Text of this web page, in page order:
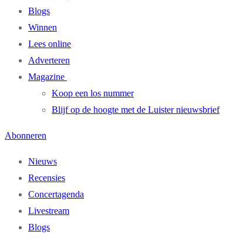
Blogs
Winnen
Lees online
Adverteren
Magazine
Koop een los nummer
Blijf op de hoogte met de Luister nieuwsbrief
Abonneren
Nieuws
Recensies
Concertagenda
Livestream
Blogs